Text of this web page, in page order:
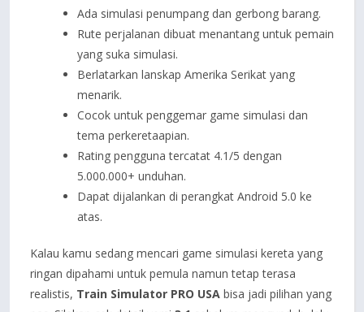
Ada simulasi penumpang dan gerbong barang.
Rute perjalanan dibuat menantang untuk pemain
yang suka simulasi.
Berlatarkan lanskap Amerika Serikat yang
menarik.
Cocok untuk penggemar game simulasi dan
tema perkeretaapian.
Rating pengguna tercatat 4.1/5 dengan
5.000.000+ unduhan.
Dapat dijalankan di perangkat Android 5.0 ke
atas.
Kalau kamu sedang mencari game simulasi kereta yang
ringan dipahami untuk pemula namun tetap terasa
realistis, Train Simulator PRO USA bisa jadi pilihan yang